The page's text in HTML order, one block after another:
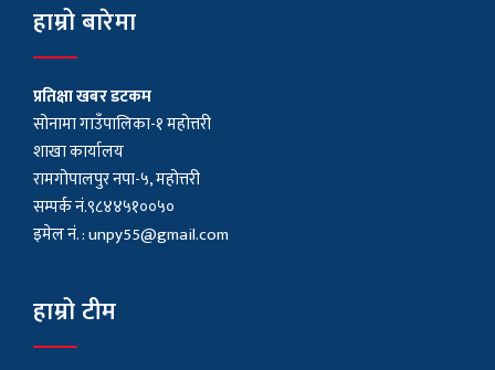
हाम्रो बारेमा
प्रतिक्षा खबर डटकम
सोनामा गाउँपालिका-१ महोत्तरी
शाखा कार्यालय
रामगोपालपुर नपा-५, महोत्तरी
सम्पर्क नं.९८४४५१००५०
इमेल नं. :unpy55@gmail.com
हाम्रो टीम